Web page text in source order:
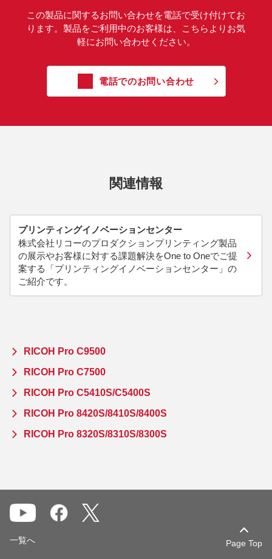
この製品に関するお問い合わせを電話で受け付けてお
ります。製品をご利用中のお客様は、こちらよりお気
軽にお問い合わせください。
電話でのお問い合わせ
関連情報
プリンティングイノベーションセンター
株式会社リコーのプロダクションプリンティング製品
の展示やお客様に対する課題解決をOne to Oneでご提
案する「プリンティングイノベーションセンター」の
ご紹介です。
RICOH Pro C9500
RICOH Pro C7500
RICOH Pro C5410S/C5400S
RICOH Pro 8420S/8410S/8400S
RICOH Pro 8320S/8310S/8300S
Page Top
一覧へ